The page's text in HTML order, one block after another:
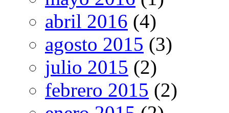
abril 2016 (4)
agosto 2015 (3)
julio 2015 (2)
febrero 2015 (2)